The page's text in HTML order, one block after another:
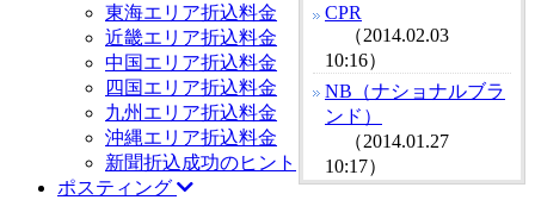
CPR
（2014.02.03
10:16）
NB（ナショナルブラ
ンド）
（2014.01.27
10:17）
東海エリア折込料金
近畿エリア折込料金
中国エリア折込料金
四国エリア折込料金
九州エリア折込料金
沖縄エリア折込料金
新聞折込成功のヒント
ポスティング